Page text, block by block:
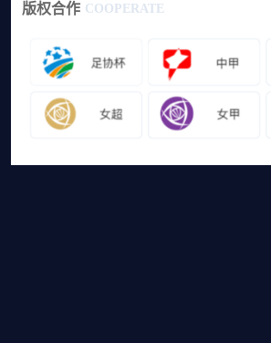
版权合作 COOPERATE